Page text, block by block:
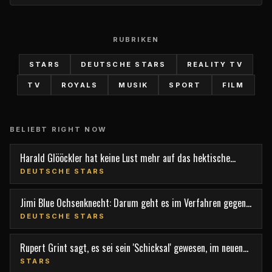
RUBRIKEN
STARS DEUTSCHE STARS REALITY TV
TV ROYALS MUSIK SPORT FILM
BELIEBT RIGHT NOW
Harald Glööckler hat keine Lust mehr auf das hektische
Berlin
DEUTSCHE STARS
Jimi Blue Ochsenknecht: Darum geht es im Verfahren gegen
den TV-Star
DEUTSCHE STARS
Rupert Grint sagt, es sei sein 'Schicksal' gewesen, im neuen
Film 'Nightborn' mitzuspielen
STARS